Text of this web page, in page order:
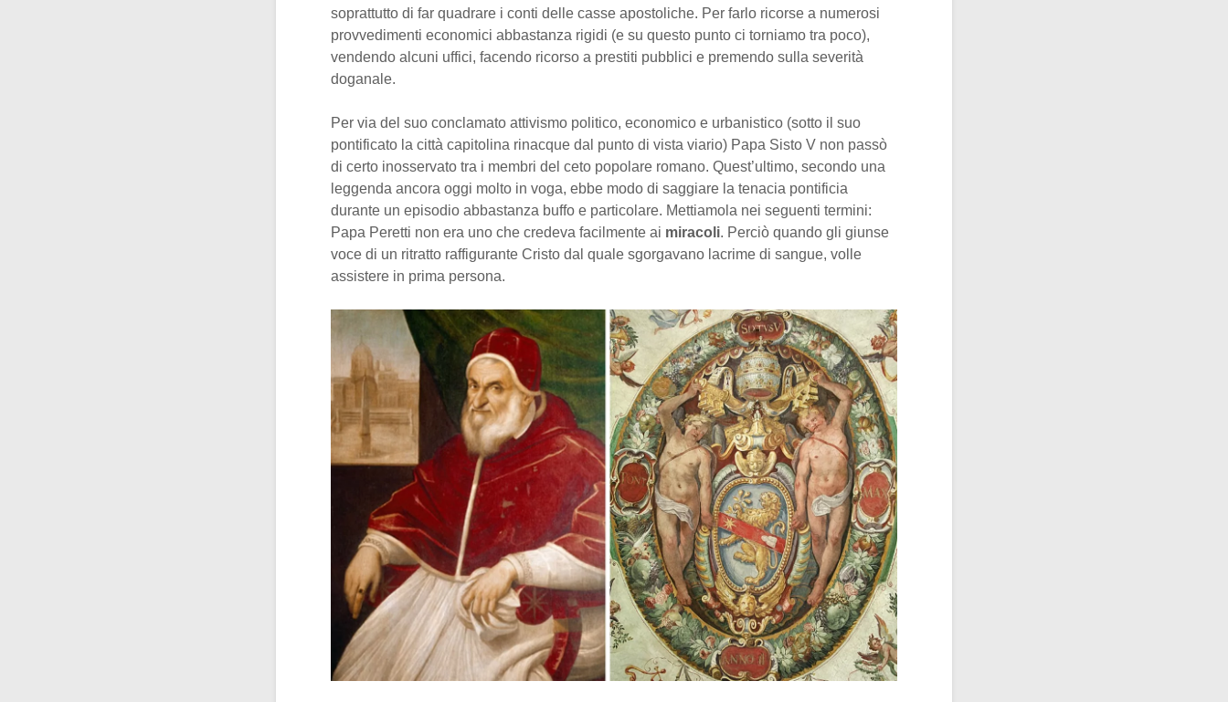
soprattutto di far quadrare i conti delle casse apostoliche. Per farlo ricorse a numerosi
provvedimenti economici abbastanza rigidi (e su questo punto ci torniamo tra poco),
vendendo alcuni uffici, facendo ricorso a prestiti pubblici e premendo sulla severità
doganale.
Per via del suo conclamato attivismo politico, economico e urbanistico (sotto il suo
pontificato la città capitolina rinacque dal punto di vista viario) Papa Sisto V non passò
di certo inosservato tra i membri del ceto popolare romano. Quest’ultimo, secondo una
leggenda ancora oggi molto in voga, ebbe modo di saggiare la tenacia pontificia
durante un episodio abbastanza buffo e particolare. Mettiamola nei seguenti termini:
Papa Peretti non era uno che credeva facilmente ai miracoli. Perciò quando gli giunse
voce di un ritratto raffigurante Cristo dal quale sgorgavano lacrime di sangue, volle
assistere in prima persona.